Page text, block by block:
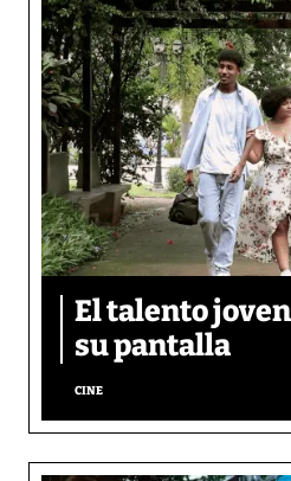
El talento
su pantalla​
CINE